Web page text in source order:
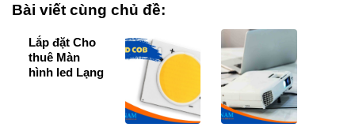
Bài viết cùng chủ đề:
Lắp đặt Cho
thuê Màn
hình led Lạng